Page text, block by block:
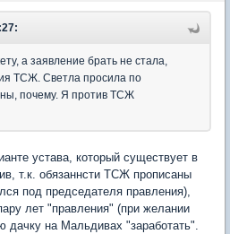
а заявление брать не стала,
ТСЖ. Светла просила по
почему. Я против ТСЖ
устава, который существует в
т.к. обязаннсти ТСЖ прописаны
под председателя правления),
лет "правления" (при желании
дачку на Мальдивах "заработать".